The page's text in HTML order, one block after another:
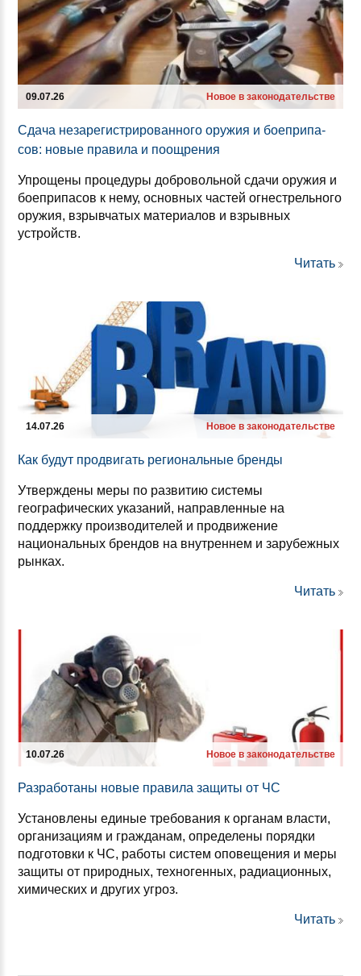
09.07.26 Новое в законодательстве
Сда­ча не­за­ре­гис­три­ро­ван­но­го ору­жия и бо­еп­ри­па­
сов: но­вые пра­ви­ла и по­ощ­ре­ния
Упрощены процедуры добровольной сдачи оружия и
боеприпасов к нему, основных частей огнестрельного
оружия, взрывчатых материалов и взрывных
устройств.
Читать
14.07.26 Новое в законодательстве
Как бу­дут прод­ви­гать ре­ги­ональ­ные брен­ды
Утверждены меры по развитию системы
географических указаний, направленные на
поддержку производителей и продвижение
национальных брендов на внутреннем и зарубежных
рынках.
Читать
10.07.26 Новое в законодательстве
Раз­ра­бо­та­ны но­вые пра­ви­ла за­щи­ты от ЧС
Установлены единые требования к органам власти,
организациям и гражданам, определены порядки
подготовки к ЧС, работы систем оповещения и меры
защиты от природных, техногенных, радиационных,
химических и других угроз.
Читать